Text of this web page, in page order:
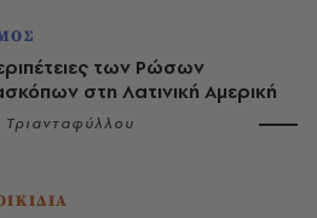
των Ρώσων
στη Λατινική Αμερική